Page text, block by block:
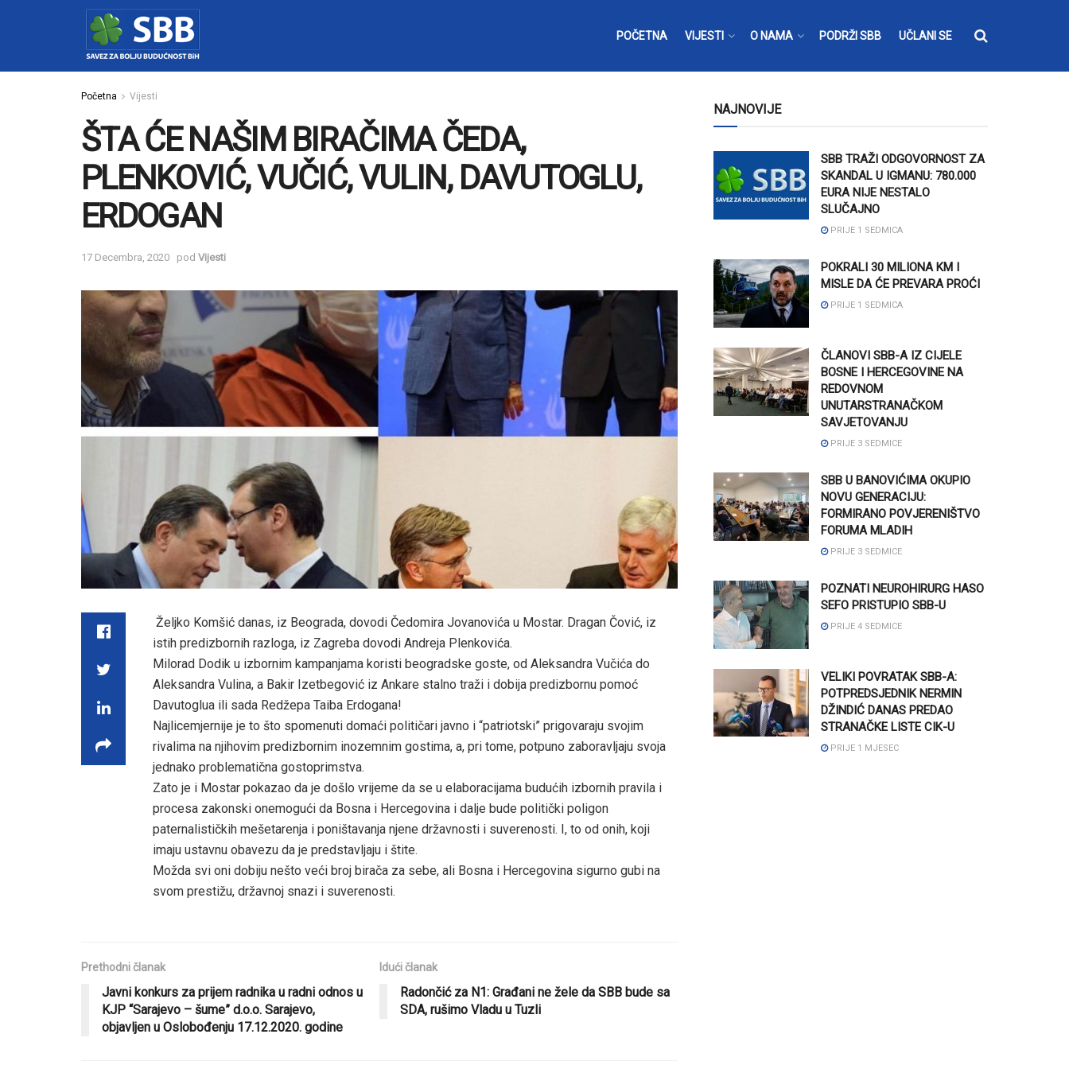
POČETNA VIJESTI O NAMA PODRŽI SBB UČLANI SE
Početna Vijesti
ŠTA ĆE NAŠIM BIRAČIMA ČEDA,
PLENKOVIĆ, VUČIĆ, VULIN, DAVUTOGLU,
ERDOGAN
17 Decembra, 2020 pod Vijesti
Željko Komšić danas, iz Beograda, dovodi Čedomira Jovanovića u Mostar. Dragan Čović, iz
istih predizbornih razloga, iz Zagreba dovodi Andreja Plenkovića.
Milorad Dodik u izbornim kampanjama koristi beogradske goste, od Aleksandra Vučića do
Aleksandra Vulina, a Bakir Izetbegović iz Ankare stalno traži i dobija predizbornu pomoć
Davutoglua ili sada Redžepa Taiba Erdogana!
Najlicemjernije je to što spomenuti domaći političari javno i “patriotski” prigovaraju svojim
rivalima na njihovim predizbornim inozemnim gostima, a, pri tome, potpuno zaboravljaju svoja
jednako problematična gostoprimstva.
Zato je i Mostar pokazao da je došlo vrijeme da se u elaboracijama budućih izbornih pravila i
procesa zakonski onemogući da Bosna i Hercegovina i dalje bude politički poligon
paternalističkih mešetarenja i poništavanja njene državnosti i suverenosti. I, to od onih, koji
imaju ustavnu obavezu da je predstavljaju i štite.
Možda svi oni dobiju nešto veći broj birača za sebe, ali Bosna i Hercegovina sigurno gubi na
svom prestižu, državnoj snazi i suverenosti.
Prethodni članak
Javni konkurs za prijem radnika u radni odnos u
KJP “Sarajevo – šume” d.o.o. Sarajevo,
objavljen u Oslobođenju 17.12.2020. godine
Idući članak
Radončić za N1: Građani ne žele da SBB bude sa
SDA, rušimo Vladu u Tuzli
NAJNOVIJE
SBB TRAŽI ODGOVORNOST ZA
SKANDAL U IGMANU: 780.000
EURA NIJE NESTALO
SLUČAJNO
PRIJE 1 SEDMICA
POKRALI 30 MILIONA KM I
MISLE DA ĆE PREVARA PROĆI
PRIJE 1 SEDMICA
ČLANOVI SBB-A IZ CIJELE
BOSNE I HERCEGOVINE NA
REDOVNOM
UNUTARSTRANAČKOM
SAVJETOVANJU
PRIJE 3 SEDMICE
SBB U BANOVIĆIMA OKUPIO
NOVU GENERACIJU:
FORMIRANO POVJERENIŠTVO
FORUMA MLADIH
PRIJE 3 SEDMICE
POZNATI NEUROHIRURG HASO
SEFO PRISTUPIO SBB-U
PRIJE 4 SEDMICE
VELIKI POVRATAK SBB-A:
POTPREDSJEDNIK NERMIN
DŽINDIĆ DANAS PREDAO
STRANAČKE LISTE CIK-U
PRIJE 1 MJESEC